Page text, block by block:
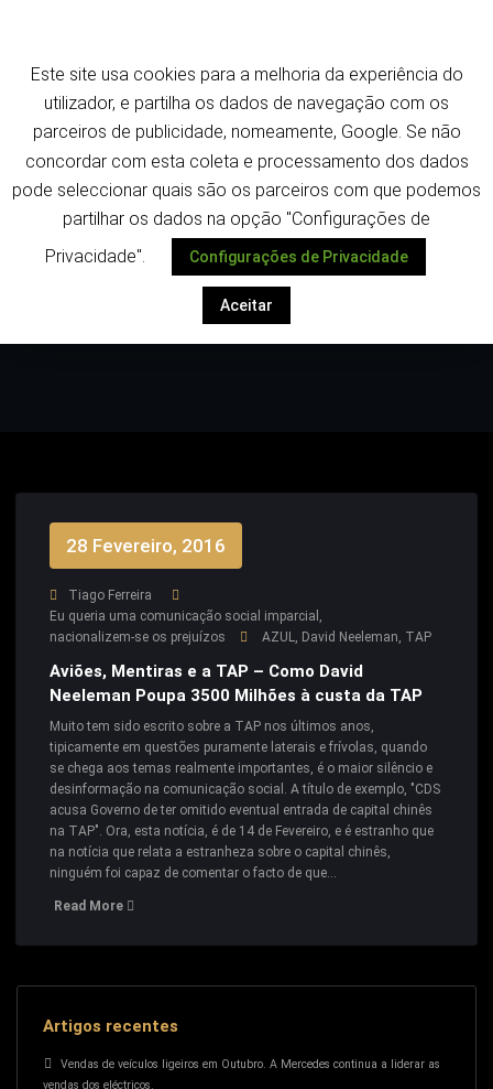
conteúdo
Despoletar
Etiqueta:TAP
28 Fevereiro, 2016
Tiago Ferreira
Eu queria uma comunicação social imparcial
nacionalizem-se os prejuízos
AZUL David Neeleman TAP
Aviões, Mentiras e a TAP – Como David
Neeleman Poupa 3500 Milhões à custa da TAP
Muito tem sido escrito sobre a TAP nos últimos anos,
tipicamente em questões puramente laterais e frívolas, quando
se chega aos temas realmente importantes, é o maior silêncio e
desinformação na comunicação social. A título de exemplo, "CDS
acusa Governo de ter omitido eventual entrada de capital chinês
na TAP". Ora, esta notícia, é de 14 de Fevereiro, e é estranho que
na notícia que relata a estranheza sobre o capital chinês,
ninguém foi capaz de comentar o facto de que…
Read More
Artigos recentes
Vendas de veículos ligeiros em Outubro. A Mercedes continua a liderar as
vendas dos eléctricos.
Este site usa cookies para a melhoria da experiência do
utilizador, e partilha os dados de navegação com os
parceiros de publicidade, nomeamente, Google. Se não
concordar com esta coleta e processamento dos dados
pode seleccionar quais são os parceiros com que podemos
partilhar os dados na opção "Configurações de
Privacidade".
Configurações de Privacidade
Aceitar